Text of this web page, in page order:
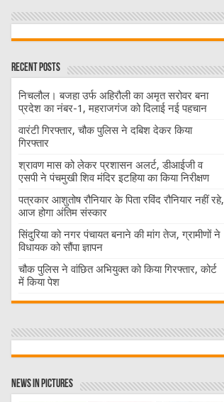
Recent Posts
निचलौल। बजहा उर्फ अहिरौली का अमृत सरोवर बना
प्रदेश का नंबर-1, महराजगंज को दिलाई नई पहचान
वारंटी गिरफ्तार, चौक पुलिस ने दबिश देकर किया
गिरफ्तार
श्रावण मास को लेकर प्रशासन अलर्ट, डीआईजी व
एसपी ने पंचमुखी शिव मंदिर इटहिया का किया निरीक्षण
पत्रकार आशुतोष रौनियार के पिता रविंद रौनियार नहीं रहे,
आज होगा अंतिम संस्कार
सिंदुरिया को नगर पंचायत बनाने की मांग तेज, ग्रामीणों ने
विधायक को सौंपा ज्ञापन
चौक पुलिस ने वांछित अभियुक्त को किया गिरफ्तार, कोर्ट
में किया पेश
News in Pictures